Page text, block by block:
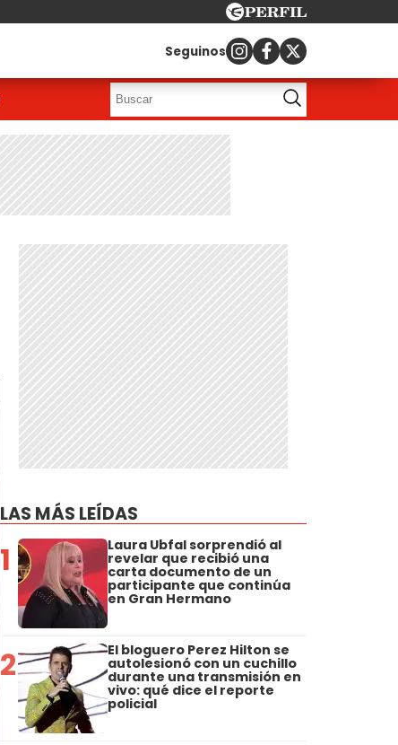
Seguinos
LAS MÁS LEÍDAS
1 Laura Ubfal sorprendió al
revelar que recibió una
carta documento de un
participante que continúa
en Gran Hermano
2 El bloguero Perez Hilton se
autolesionó con un cuchillo
durante una transmisión en
vivo: qué dice el reporte
policial